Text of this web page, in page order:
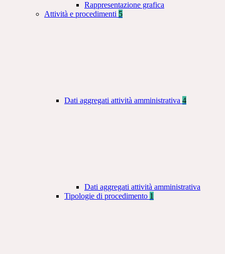
Rappresentazione grafica
Attività e procedimenti 5
Dati aggregati attività amministrativa 4
Dati aggregati attività amministrativa
Tipologie di procedimento 1